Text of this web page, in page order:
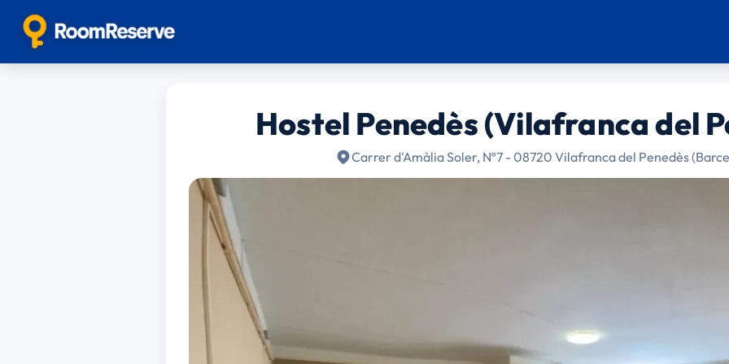
Hostel Penedès (Vilafranca del
Carrer d'Amàlia Soler, Nº7 - 08720 Vilafranca del Penedès